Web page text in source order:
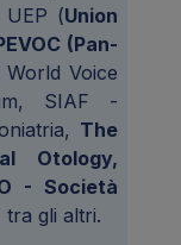
UEP (Union
(Pan-
World Voice
SIAF -
The
Otology,
- Società
tra gli altri.